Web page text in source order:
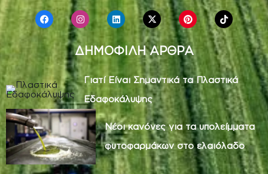
ΔΗΜΟΦΙΛΗ ΑΡΘΡΑ
Γιατί Είναι Σημαντικά τα Πλαστικά
Εδαφοκάλυψης
Νέοι κανόνες για τα υπολείμματα
φυτοφαρμάκων στο ελαιόλαδο